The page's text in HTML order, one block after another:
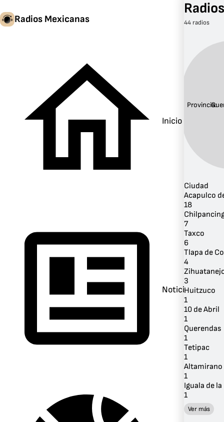
Radios Mexicanas
Inicio
Noticias
44 radios
Provincia:
Ciudad
Acapulco
18
7
Taxco
6
Tlapa de
4
3
Huitzuco
1
10 de Abril
1
Querendas
1
Tetipac
1
Altamirano
1
Iguala de
1
Ver más